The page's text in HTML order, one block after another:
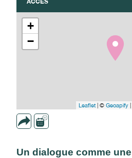
+
−
Leaflet| © Geoapify
Un dialogue comme